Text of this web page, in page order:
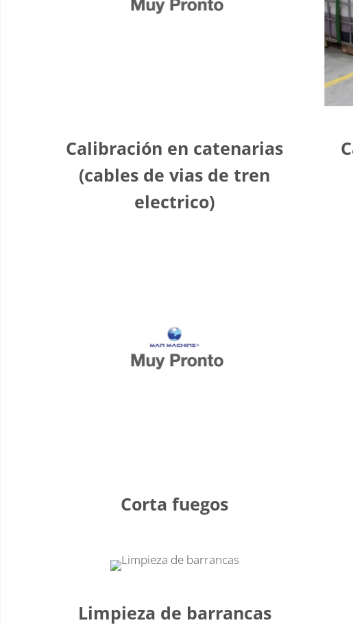
Calibración en catenarias
(cables de vias de tren
electrico)
Corta fuegos
Limpieza de barrancas